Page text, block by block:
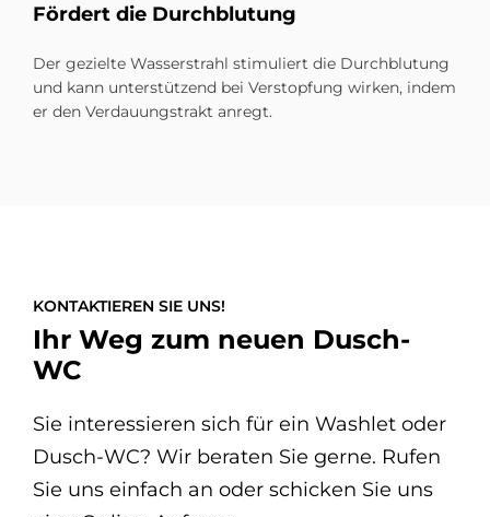
För­dert die Durch­blu­tung
Der gezielte Wasserstrahl stimuliert die Durchblutung
und kann unterstützend bei Verstopfung wirken, indem
er den Verdauungstrakt anregt.
KONTAKTIEREN SIE UNS!
Ihr Weg zum neuen Dusch-
WC
Sie interessieren sich für ein Washlet oder
Dusch-WC? Wir beraten Sie gerne. Rufen
Sie uns einfach an oder schicken Sie uns